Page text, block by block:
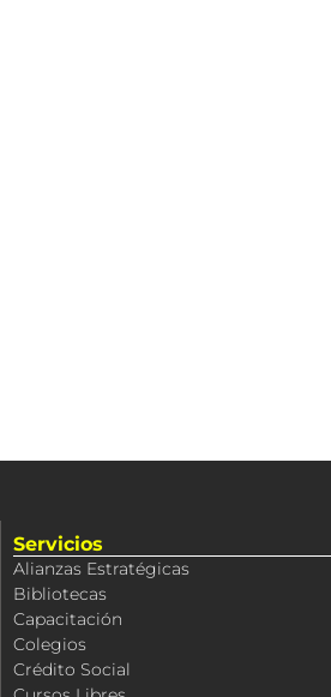
Servicios
Alianzas Estratégicas
Bibliotecas
Capacitación
Colegios
Crédito Social